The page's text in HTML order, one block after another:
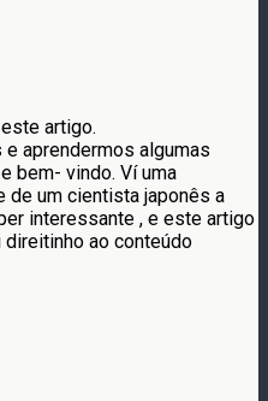
artigo.
aprendermos algumas
bem- vindo. Ví uma
de um cientista japonês a
interessante , e este artigo
ao conteúdo